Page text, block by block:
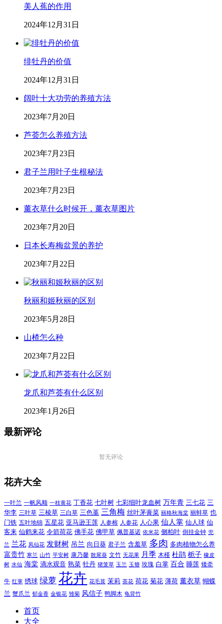
美人蕉的作用
2024年12月31日
绯牡丹的价值
2024年12月31日
阔叶十大功劳的养殖方法
2023年7月20日
芦荟怎么养殖方法
2023年7月23日
君子兰用叶子生根秘法
2023年7月23日
薰衣草什么时候开，薰衣草图片
2023年7月20日
日本长寿梅盆景的养护
2023年7月22日
秋丽和姬秋丽的区别
2023年5月28日
山楂怎么种
2023年7月22日
龙爪和芦荟有什么区别
2023年1月26日
最新评论
暂无评论
花卉大全
一叶兰 一帆风顺 一枝黄花 丁香花 七叶树 七彩细叶龙血树 万年青 三七花 三
华李 三叶草 三棱草 三白草 三色堇 三角梅 丝叶茅膏菜 丽格秋海棠 丽蚌草 也
门铁 五叶地锦 五星花 亚马逊王莲 人参榕 人参花 人心果 仙人掌 仙人球 仙
客来 仙鹤来花 令箭荷花 佛手花 佛甲草 佩普基诺 依米花 侧柏叶 倒挂金钟 兜
兰 兰花 凤仙花 发财树 吊兰 向日葵 君子兰 含羞草 多肉 多肉植物怎么养
富贵竹 寒兰 山竹 平安树 康乃馨 散尾葵 文竹 无花果 月季 木槿 杜鹃 栀子 橡皮
树 水仙 海棠 滴水观音 熟菜 牡丹 猪笼草 玉兰 玉簪 玫瑰 白掌 百合 睡莲 矮牵
牛 红掌 绣球 绿萝 花卉 花毛茛 茉莉 茶花 荷花 菊花 薄荷 薰衣草 蝴蝶
兰 蟹爪兰 郁金香 金银花 雏菊 风信子 鸭脚木 龟背竹
首页
大全